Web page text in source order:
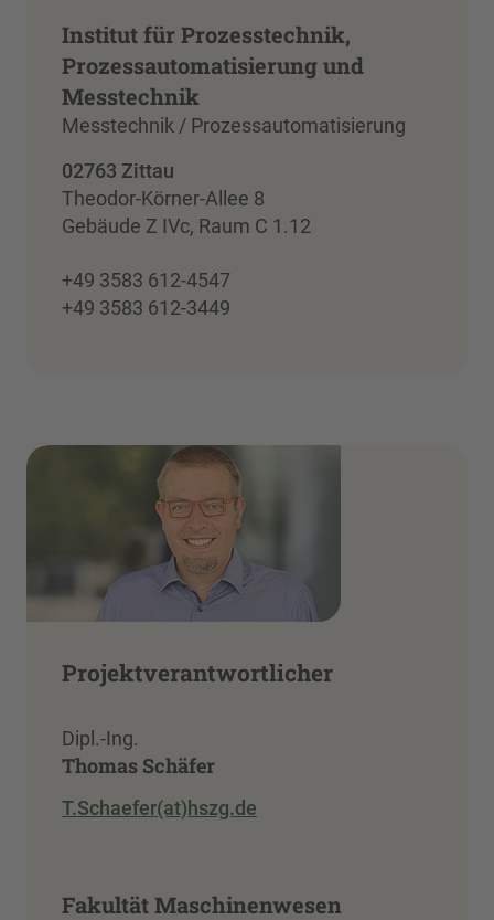
Institut für Prozesstechnik,
Prozessautomatisierung und
Messtechnik
Messtechnik / Prozessautomatisierung
02763 Zittau
Theodor-Körner-Allee 8
Gebäude Z IVc, Raum C 1.12
+49 3583 612-4547
+49 3583 612-3449
Projektverantwortlicher
Dipl.-Ing.
Thomas Schäfer
T.Schaefer(at)hszg.de
Fakultät Maschinenwesen